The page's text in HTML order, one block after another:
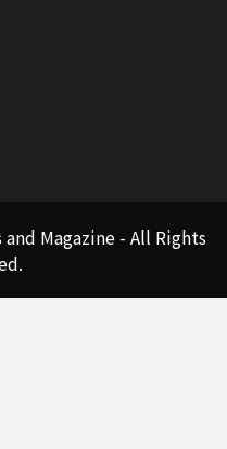
Magazine - All Rights